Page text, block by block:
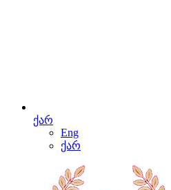
ქარ
Eng
ქარ